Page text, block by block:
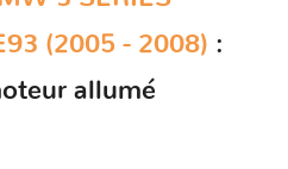
(2005 - 2008) :
allumé